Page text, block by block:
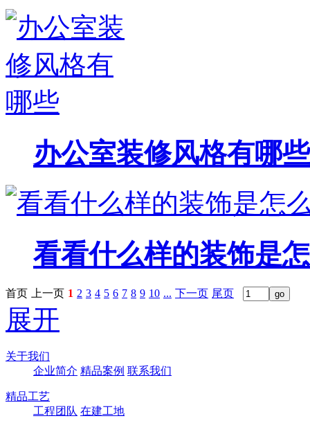
办公室装修风格有哪些
看看什么样的装饰是
首页 上一页 1 2 3 4 5 6 7 8 9 10 ... 下一页 尾页
展开
关于我们
企业简介 精品案例 联系我们
精品工艺
工程团队 在建工地